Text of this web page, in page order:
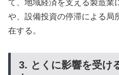
て、地域経済を支える製造業
や、設備投資の停滞による局
在する。
3. とくに影響を受け